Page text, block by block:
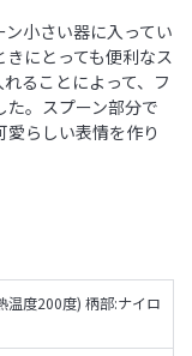
小さい器に入ってい
にとっても便利なス
ることによって、フ
た。スプーン部分で
らしい表情を作り
温度200度) 柄部:ナイロ